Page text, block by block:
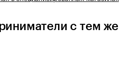
с тем же